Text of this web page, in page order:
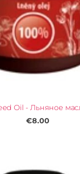
Oil - Льняное
€8.00